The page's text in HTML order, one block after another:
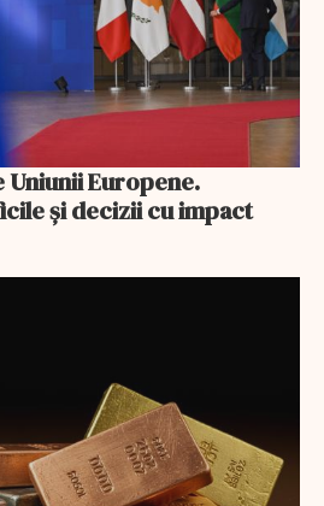
Europene.
și decizii cu impact